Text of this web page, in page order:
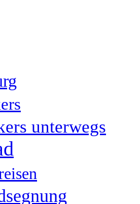
unterwegs